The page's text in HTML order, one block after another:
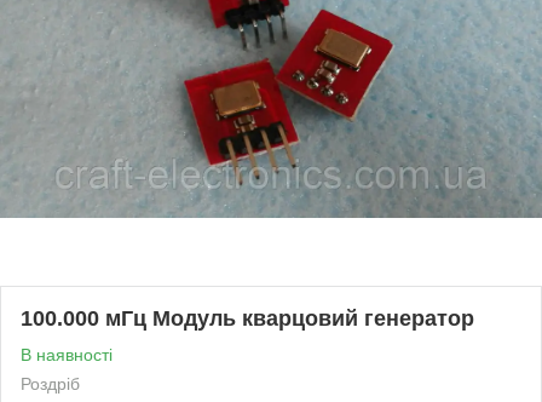
100.000 мГц Модуль кварцовий генератор
В наявності
Роздріб